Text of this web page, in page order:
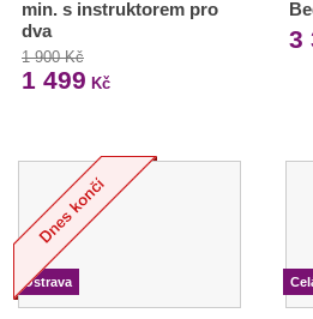
min. s instruktorem pro
dva
1 900 Kč
1 499 Kč
3
Ostrava